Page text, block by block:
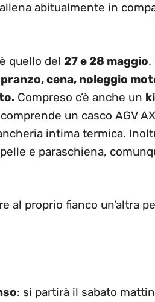
abitualmente in
è quello del 27 e 28 maggio.
cena, noleggio
Compreso c’è anche un
un casco AGV
intima termica.
e paraschiena,
al proprio fianco un’altra
: si partirà il sabato